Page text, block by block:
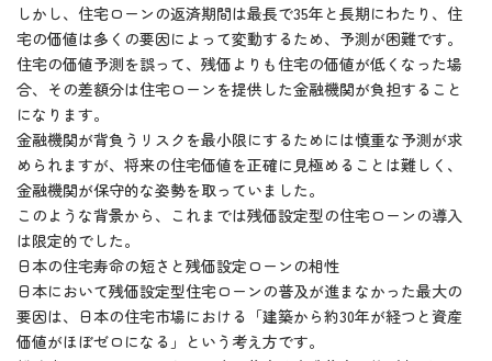
しかし、住宅ローンの返済期間は最長で35年と長期にわたり、住
宅の価値は多くの要因によって変動するため、予測が困難です。
住宅の価値予測を誤って、残価よりも住宅の価値が低くなった場
合、その差額分は住宅ローンを提供した金融機関が負担すること
になります。
金融機関が背負うリスクを最小限にするためには慎重な予測が求
められますが、将来の住宅価値を正確に見極めることは難しく、
金融機関が保守的な姿勢を取っていました。
このような背景から、これまでは残価設定型の住宅ローンの導入
は限定的でした。
日本の住宅寿命の短さと残価設定ローンの相性
日本において残価設定型住宅ローンの普及が進まなかった最大の
要因は、日本の住宅市場における「建築から約30年が経つと資産
価値がほぼゼロになる」という考え方です。